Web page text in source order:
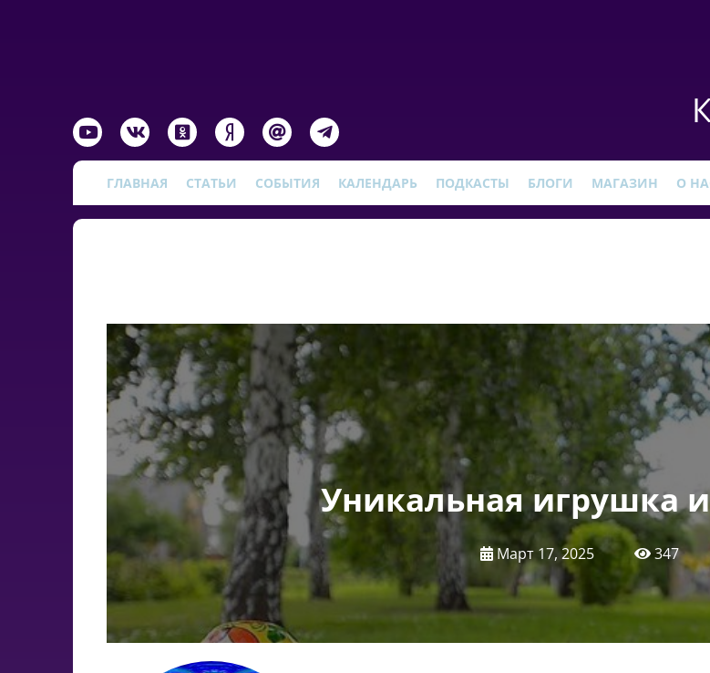
ГЛАВНАЯ СТАТЬИ СОБЫТИЯ КАЛЕНДАРЬ ПОДКАСТЫ БЛОГИ МАГАЗИН О
Уникальная игрушка
Март 17, 2025 347